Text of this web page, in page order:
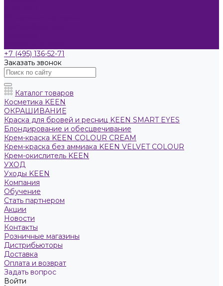
+7 (495) 136-52-71
Заказать звонок
Каталог товаров
Косметика KEEN
ОКРАШИВАНИЕ
Краска для бровей и ресниц KEEN SMART EYES
Блондирование и обесцвечивание
Крем-краска KEEN COLOUR CREAM
Крем-краска без аммиака KEEN VELVET COLOUR
Крем-окислитель KEEN
УХОД
Уходы KEEN
Компания
Обучение
Стать партнером
Акции
Новости
Контакты
Розничные магазины
Дистрибьюторы
Доставка
Оплата и возврат
Задать вопрос
Войти